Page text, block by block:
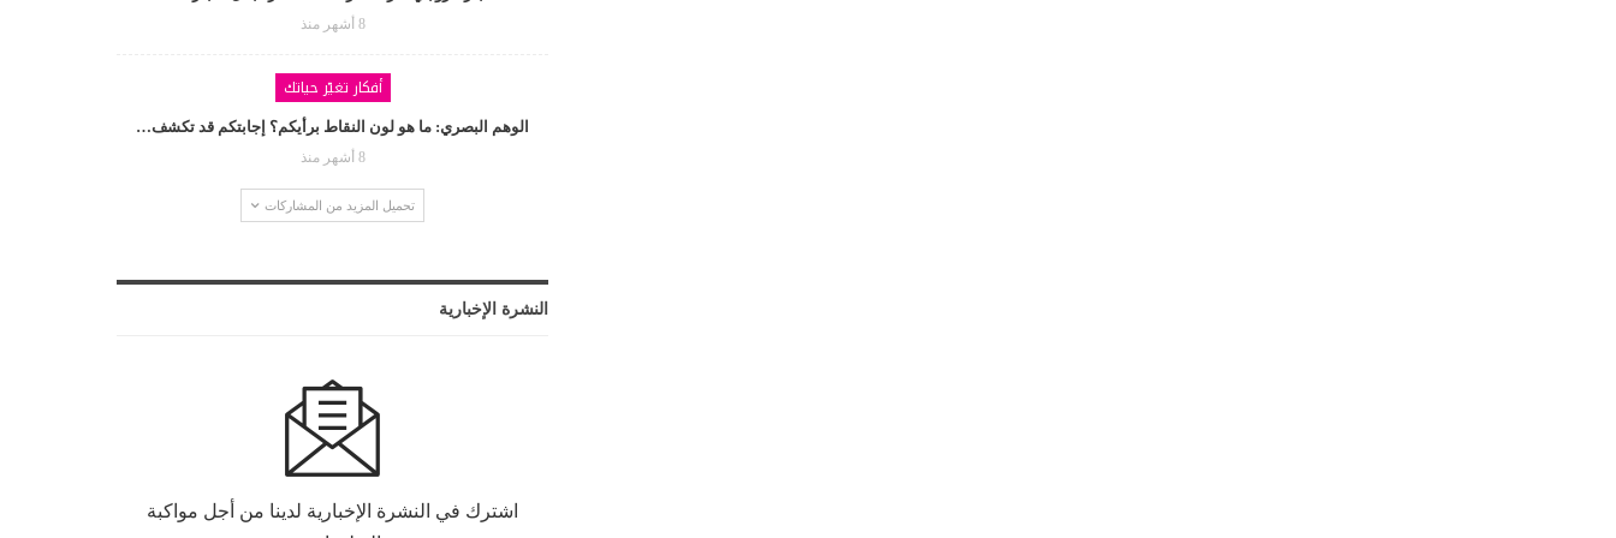
8 أشهر منذ
أفكار تغيّر حياتك
الوهم البصري: ما هو لون النقاط برأيكم؟ إجابتكم قد تكشف…
8 أشهر منذ
تحميل المزيد من المشاركات
النشرة الإخبارية
اشترك في النشرة الإخبارية لدينا من أجل مواكبة